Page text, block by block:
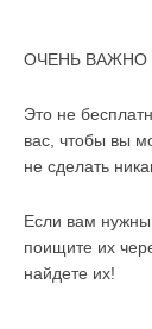
ОЧЕНЬ ВАЖНО
Это не
вас, чтобы вы
не сделать
Если вам нужны
поищите их
найдете их!